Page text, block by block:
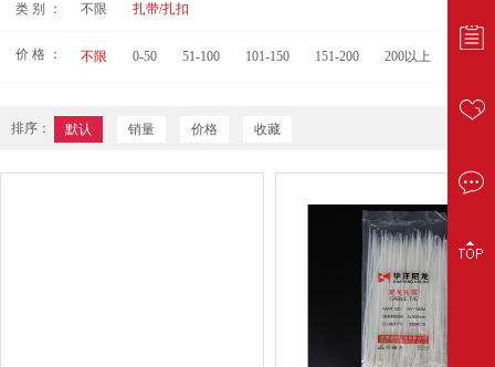
类 别 ： 不限 扎带/扎扣
价 格 ： 不限 0-50 51-100 101-150 151-200 200以上
排序： 默认 销量 价格 收藏